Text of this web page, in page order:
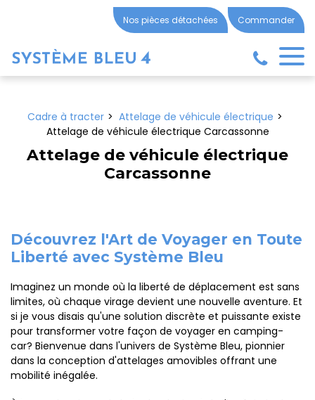
Commander
Nos pièces détachées
Cadre à tracter
Attelage de véhicule électrique
Attelage de véhicule électrique Carcassonne
Attelage de véhicule électrique
Carcassonne
Découvrez l'Art de Voyager en Toute
Liberté avec Système Bleu
Imaginez un monde où la liberté de déplacement est sans
limites, où chaque virage devient une nouvelle aventure. Et
si je vous disais qu'une solution discrète et puissante existe
pour transformer votre façon de voyager en camping-
car? Bienvenue dans l'univers de Système Bleu, pionnier
dans la conception d'attelages amovibles offrant une
mobilité inégalée.
Panneau de gestion des cookies